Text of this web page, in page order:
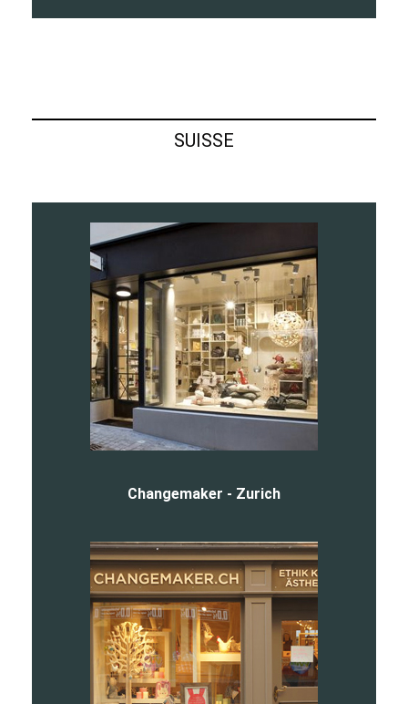
SUISSE
Changemaker - Zurich